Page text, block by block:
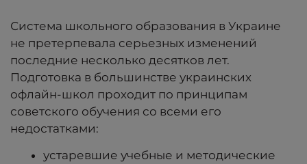
Система школьного образования в Украине
не претерпевала серьезных изменений
последние несколько десятков лет.
Подготовка в большинстве украинских
офлайн-школ проходит по принципам
советского обучения со всеми его
недостатками:
устаревшие учебные и методические